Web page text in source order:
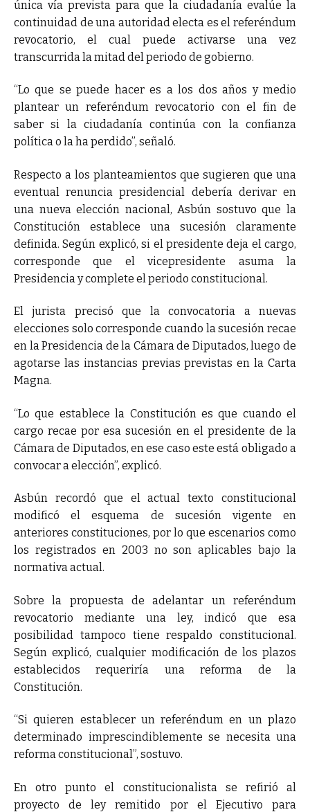
única vía prevista para que la ciudadanía evalúe la
continuidad de una autoridad electa es el referéndum
revocatorio, el cual puede activarse una vez
transcurrida la mitad del periodo de gobierno.
“Lo que se puede hacer es a los dos años y medio
plantear un referéndum revocatorio con el fin de
saber si la ciudadanía continúa con la confianza
política o la ha perdido”, señaló.
Respecto a los planteamientos que sugieren que una
eventual renuncia presidencial debería derivar en
una nueva elección nacional, Asbún sostuvo que la
Constitución establece una sucesión claramente
definida. Según explicó, si el presidente deja el cargo,
corresponde que el vicepresidente asuma la
Presidencia y complete el periodo constitucional.
El jurista precisó que la convocatoria a nuevas
elecciones solo corresponde cuando la sucesión recae
en la Presidencia de la Cámara de Diputados, luego de
agotarse las instancias previas previstas en la Carta
Magna.
“Lo que establece la Constitución es que cuando el
cargo recae por esa sucesión en el presidente de la
Cámara de Diputados, en ese caso este está obligado a
convocar a elección”, explicó.
Asbún recordó que el actual texto constitucional
modificó el esquema de sucesión vigente en
anteriores constituciones, por lo que escenarios como
los registrados en 2003 no son aplicables bajo la
normativa actual.
Sobre la propuesta de adelantar un referéndum
revocatorio mediante una ley, indicó que esa
posibilidad tampoco tiene respaldo constitucional.
Según explicó, cualquier modificación de los plazos
establecidos requeriría una reforma de la
Constitución.
“Si quieren establecer un referéndum en un plazo
determinado imprescindiblemente se necesita una
reforma constitucional”, sostuvo.
En otro punto el constitucionalista se refirió al
proyecto de ley remitido por el Ejecutivo para